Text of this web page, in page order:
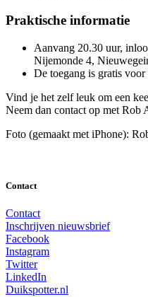
Praktische informatie
Aanvang 20.30 uur,
Nijemonde 4,
De toegang is gratis
Vind je het zelf leuk om een
Neem dan contact op met Rob
Foto (gemaakt met iPhone):
Contact
Contact
Inschrijven nieuwsbrief
Facebook
Instagram
Twitter
LinkedIn
Duikspotter.nl